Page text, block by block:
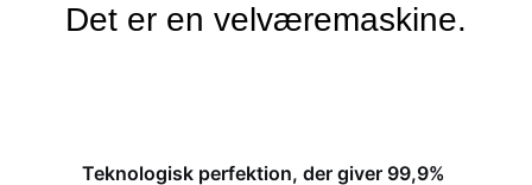
Det er en velværemaskine.
Teknologisk perfektion, der giver 99,9%